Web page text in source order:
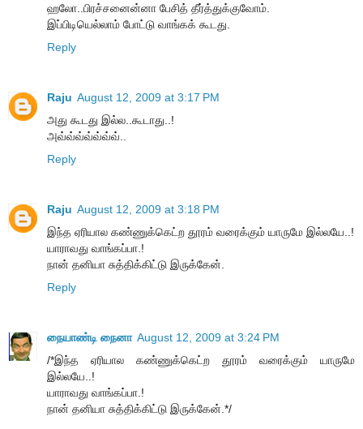
ஹலோ..பிரச்சனைன்னா பேசித் தீர்த்துக்குவோம்.
இப்பிடியெல்லாம் போட்டு வாங்கக் கூடது.
Reply
Raju August 12, 2009 at 3:17 PM
அது கூடது இல்ல..கூடாது..!
அவ்வ்வ்வ்வ்வ்வ்..
Reply
Raju August 12, 2009 at 3:18 PM
இந்த ஏரியால கண்ணுக்கெட்ற தூரம் வரைக்கும் யாருமே இல்லயே..!
யாராவது வாங்கப்பா.!
நான் தனியா சுத்திக்கிட்டு இருக்கேன்.
Reply
நையாண்டி நைனா August 12, 2009 at 3:24 PM
/*இந்த ஏரியால கண்ணுக்கெட்ற தூரம் வரைக்கும் யாருமே
இல்லயே..!
யாராவது வாங்கப்பா.!
நான் தனியா சுத்திக்கிட்டு இருக்கேன்.*/